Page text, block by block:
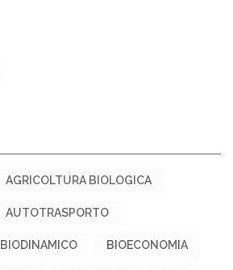
AGRICOLTURA BIOLOGICA
AUTOTRASPORTO
BIODINAMICO BIOECONOMIA